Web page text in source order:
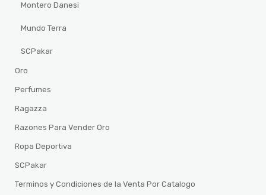
Montero Danesi
Mundo Terra
SCPakar
Oro
Perfumes
Ragazza
Razones Para Vender Oro
Ropa Deportiva
SCPakar
Terminos y Condiciones de la Venta Por Catalogo